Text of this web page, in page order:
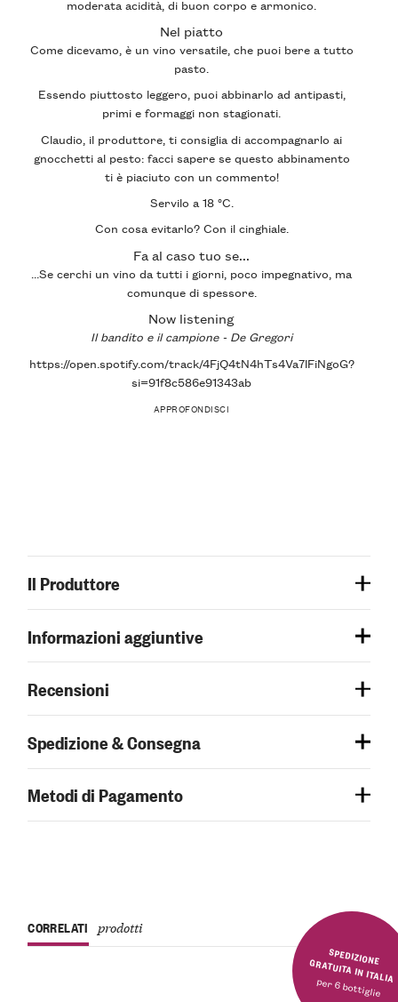
moderata acidità, di buon corpo e armonico.
Nel piatto
Come dicevamo, è un vino versatile, che puoi bere a tutto
pasto.
Essendo piuttosto leggero, puoi abbinarlo ad antipasti,
primi eformaggi non stagionati.
Claudio, il produttore, ti consiglia di accompagnarlo ai
gnocchetti al pesto: facci sapere se questo abbinamento
ti è piaciuto con un commento!
Servilo a18 °C.
Con cosa evitarlo?Con il cinghiale.
Fa al caso tuo se...
...Se cerchi un vino da tutti i giorni, poco impegnativo , ma
comunque di spessore.
Now listening
Il bandito e il campione - De Gregori
https://open.spotify.com/track/4FjQ4tN4hTs4Va7lFiNgoG?
si=91f8c586e91343ab
APPROFONDISCI
Il Produttore
Informazioni aggiuntive
Recensioni
Spedizione & Consegna
Metodi di Pagamento
SPEDIZIONE GRATUITA IN ITALIA
per 6 bottiglie
CORRELATI prodotti